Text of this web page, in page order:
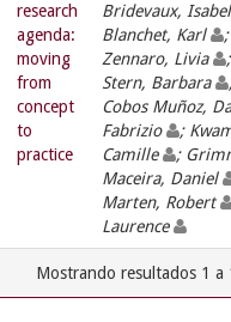
research
agenda:
moving
from
concept
to
practice
Bridevaux,
Blanchet, Karl
Zennaro, Livia
Stern, Barbara
Cobos Muñoz,
Fabrizio
;
Camille
;
Maceira, Daniel
Marten, Robert
Laurence
Mostrando resultados 1 a